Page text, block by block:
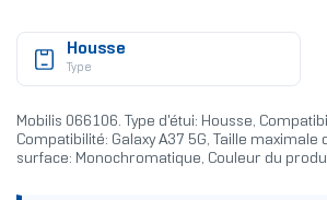
Housse
Type
Mobilis 066106. Type d'étui: Housse,
Compatibilité: Galaxy A37 5G, Taille maximale
surface: Monochromatique, Couleur du